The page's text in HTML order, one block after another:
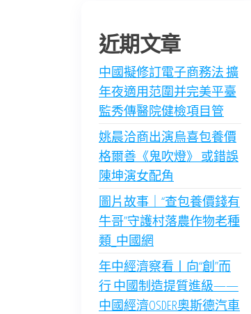
近期文章
中國擬修訂電子商務法 擴
年夜適用范圍并完美平臺
監秀傳醫院健檢項目管
姚晨洽商出演烏喜包養價
格爾善《鬼吹燈》 或錯誤
陳坤演女配角
圖片故事｜“查包養價錢有
牛哥”守護村落農作物老種
類_中國網
年中經濟察看丨向“創”而
行 中國制造提質進級——
中國經濟OSDER奧斯德汽車